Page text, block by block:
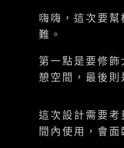
嗨嗨，這次要
難。
第一點是要修
憩空間，最後
這次設計需要
間內使用，會面